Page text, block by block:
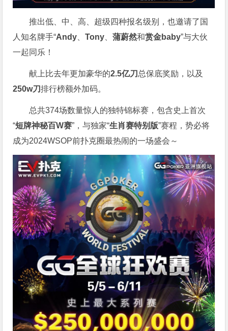
推出低、中、高、超级四种报名级别，也邀请了国
人知名牌手“Andy 、Tony 、蒲蔚然和赏金baby”与大伙
一起同乐！
献上比去年更加豪华的2.5亿刀 总保底奖励，以及
250w刀排行榜额外加码。
总共374场数量惊人的独特锦标赛，包含史上首次
“短牌神秘百W赛”，与独家“生肖赛特别版”赛程，势必将
成为2024WSOP前扑克圈最热闹的一场盛会～